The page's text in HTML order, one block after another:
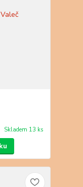
Skladem 13 ks